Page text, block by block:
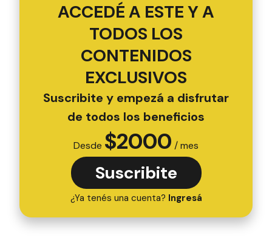
ACCEDÉ A ESTE Y A
TODOS LOS
CONTENIDOS
EXCLUSIVOS
Suscribite y empezá a disfrutar
de todos los beneficios
Desde $2000 / mes
Suscribite
¿Ya tenés una cuenta? Ingresá